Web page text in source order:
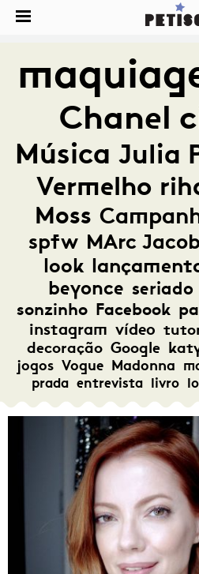
Chanel
Música Julia
Vermelho
Moss
spfw MArc
look
beyonce seriado
sonzinho Facebook
instagram vídeo
decoração Google
jogos Vogue Madonna
prada entrevista livro